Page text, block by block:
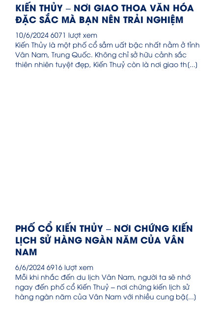
KIẾN THỦY – NƠI GIAO THOA VĂN HÓA
ĐẶC SẮC MÀ BẠN NÊN TRẢI NGHIỆM
10/6/2024 6071 lượt xem
Kiến Thủy là một phố cổ sầm uất bậc nhất nằm ở tỉnh
Vân Nam, Trung Quốc. Không chỉ sở hữu cảnh sắc
thiên nhiên tuyệt đẹp, Kiến Thuỷ còn là nơi giao th[...]
PHỐ CỔ KIẾN THỦY – NƠI CHỨNG KIẾN
LỊCH SỬ HÀNG NGÀN NĂM CỦA VÂN
NAM
6/6/2024 6916 lượt xem
Mỗi khi nhắc đến du lịch Vân Nam, người ta sẽ nhớ
ngay đến phố cổ Kiến Thuỷ – nơi chứng kiến lịch sử
hàng ngàn năm của Vân Nam với nhiều cung bậ[...]